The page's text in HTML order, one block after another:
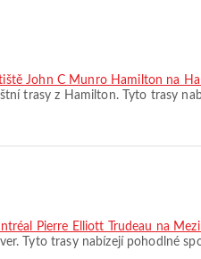
John C Munro Hamilton na
trasy z Hamilton. Tyto trasy
Pierre Elliott Trudeau na
Tyto trasy nabízejí pohodlné